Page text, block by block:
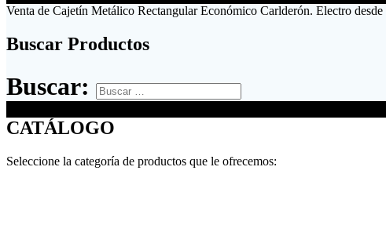
Venta de Cajetín Metálico Rectangular Económico Carlderón. Electro
Buscar Productos
Buscar:
CATÁLOGO
Seleccione la categoría de productos que le ofrecemos: